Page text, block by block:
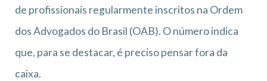
de profissionais regularmente inscritos na Ordem
dos Advogados do Brasil (OAB). O número indica
que, para se destacar, é preciso pensar fora da
caixa.